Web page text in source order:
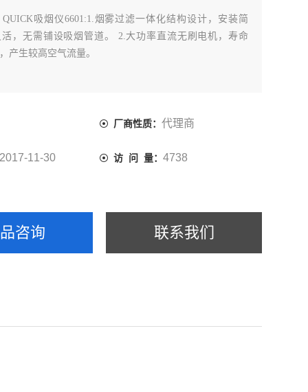
QUICK吸烟仪6601:1.烟雾过滤一体化结构设计，安装简
，无需铺设吸烟管道。 2.大功率直流无刷电机，寿命
产生较高空气流量。
厂商性质： 代理商
2017-11-30 访 问 量： 4738
咨询 联系我们